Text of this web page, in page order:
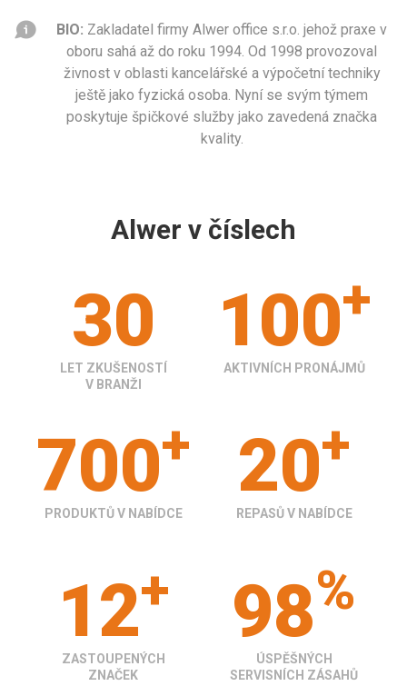
BIO: Zakladatel firmy Alwer office s.r.o. jehož praxe v
oboru sahá až do roku 1994. Od 1998 provozoval
živnost v oblasti kancelářské a výpočetní techniky
ještě jako fyzická osoba. Nyní se svým týmem
poskytuje špičkové služby jako zavedená značka
kvality.
Alwer v číslech
30
LET ZKUŠENOSTÍ
V BRANŽI
100+
AKTIVNÍCH PRONÁJMŮ
700+
PRODUKTŮ V NABÍDCE
20+
REPASŮ V NABÍDCE
12+
ZASTOUPENÝCH
ZNAČEK
98%
ÚSPĚŠNÝCH
SERVISNÍCH ZÁSAHŮ